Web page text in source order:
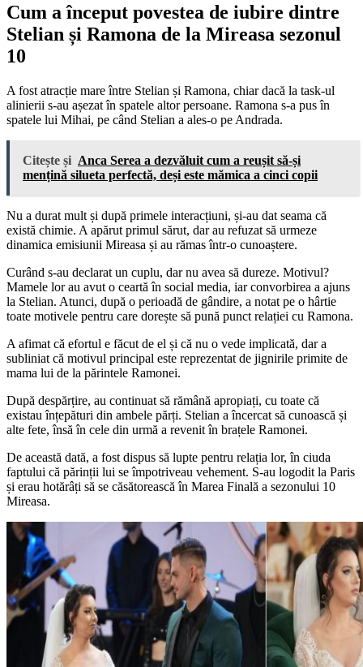
Cum a început povestea de iubire dintre
Stelian și Ramona de la Mireasa sezonul
10
A fost atracție mare între Stelian și Ramona, chiar dacă la task-ul
alinierii s-au așezat în spatele altor persoane. Ramona s-a pus în
spatele lui Mihai, pe când Stelian a ales-o pe Andrada.
Citește și Anca Serea a dezvăluit cum a reușit să-și
mențină silueta perfectă, deși este mămica a cinci copii
Nu a durat mult și după primele interacțiuni, și-au dat seama că
există chimie. A apărut primul sărut, dar au refuzat să urmeze
dinamica emisiunii Mireasa și au rămas într-o cunoaștere.
Curând s-au declarat un cuplu, dar nu avea să dureze. Motivul?
Mamele lor au avut o ceartă în social media, iar convorbirea a ajuns
la Stelian. Atunci, după o perioadă de gândire, a notat pe o hârtie
toate motivele pentru care dorește să pună punct relației cu Ramona.
A afimat că efortul e făcut de el și că nu o vede implicată, dar a
subliniat că motivul principal este reprezentat de jignirile primite de
mama lui de la părintele Ramonei.
După despărțire, au continuat să rămână apropiați, cu toate că
existau înțepături din ambele părți. Stelian a încercat să cunoască și
alte fete, însă în cele din urmă a revenit în brațele Ramonei.
De această dată, a fost dispus să lupte pentru relația lor, în ciuda
faptului că părinții lui se împotriveau vehement. S-au logodit la Paris
și erau hotărâți să se căsătorească în Marea Finală a sezonului 10
Mireasa.